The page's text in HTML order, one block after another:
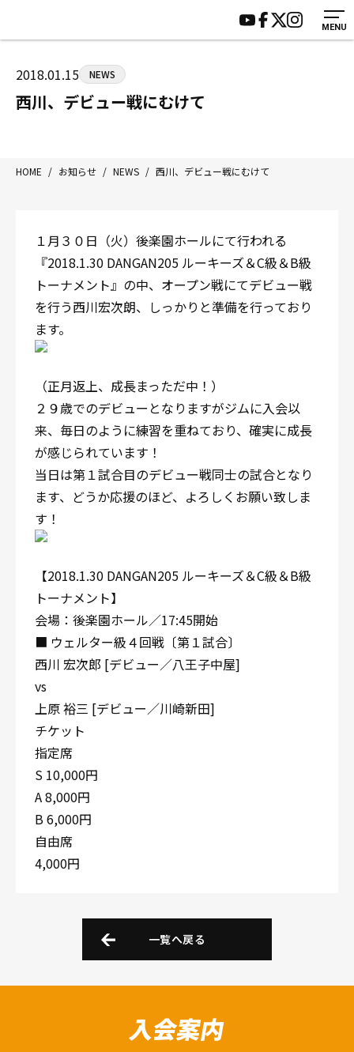
MENU
八王子中屋ボクシングジム
〒192-0072 東京都八王子市南町3-8 第2原嶋ビル1F
Tel/Fax：042-622-7222
営業時間：月〜土 14:00〜22:00 / 日・祝 14:00〜19:00
HOME
ジムについて
トレーニング
入会案内
施設紹介
会員様の声
サポーター募集
2018.01.15 NEWS
西川、デビュー戦にむけて
HOME / お知らせ / NEWS / 西川、デビュー戦にむけて
１月３０日（火）後楽園ホールにて行われる
『2018.1.30 DANGAN205 ルーキーズ＆C級＆B級
トーナメント』の中、オープン戦にてデビュー戦
を行う西川宏次朗、しっかりと準備を行っており
ます。
（正月返上、成長まっただ中！）
２９歳でのデビューとなりますがジムに入会以
来、毎日のように練習を重ねており、確実に成長
が感じられています！
当日は第１試合目のデビュー戦同士の試合となり
ます、どうか応援のほど、よろしくお願い致しま
す！
【2018.1.30 DANGAN205 ルーキーズ＆C級＆B級
トーナメント】
会場：後楽園ホール／17:45開始
■ ウェルター級４回戦〔第１試合〕
西川 宏次郎 [デビュー／八王子中屋]
vs
上原 裕三 [デビュー／川崎新田]
チケット
指定席
S 10,000円
A 8,000円
B 6,000円
自由席
4,000円
一覧へ戻る
入会案内